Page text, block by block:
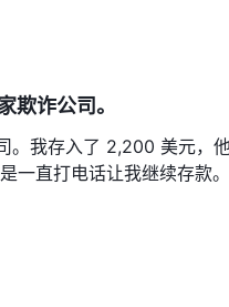
欺诈公司。
。我存入了 2,200 美元，
一直打电话让我继续存款